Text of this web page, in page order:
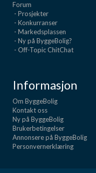
Forum
- Prosjekter
- Konkurranser
- Markedsplassen
- Ny på ByggeBolig?
- Off-Topic ChitChat
Informasjon
Om ByggeBolig
Kontakt oss
Ny på ByggeBolig
Brukerbetingelser
Annonsere på ByggeBolig
Personvernerklæring